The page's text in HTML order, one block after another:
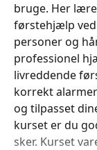
bruge. Her
førstehjælp
personer og
professionel
livreddende
korrekt
og tilpasset
kurset er du
sker. Kurset